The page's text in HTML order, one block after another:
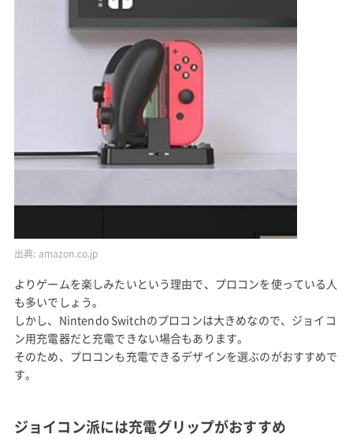
出典: amazon.co.jp
よりゲームを楽しみたいという理由で、プロコンを使っている人
も多いでしょう。
しかし、Nintendo Switchのプロコンは大きめなので、ジョイコ
ン用充電器だと充電できない場合もあります。
そのため、プロコンも充電できるデザインを選ぶのがおすすめで
す。
ジョイコン派には充電グリップがおすすめ